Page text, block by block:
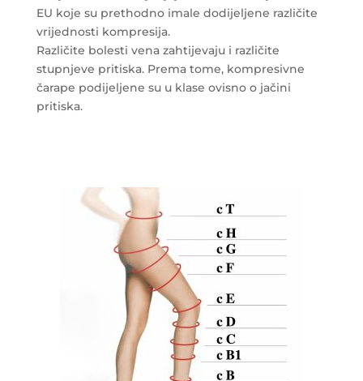
EU koje su prethodno imale dodijeljene različite
vrijednosti kompresija.
Različite bolesti vena zahtijevaju i različite
stupnjeve pritiska. Prema tome, kompresivne
čarape podijeljene su u klase ovisno o jačini
pritiska.